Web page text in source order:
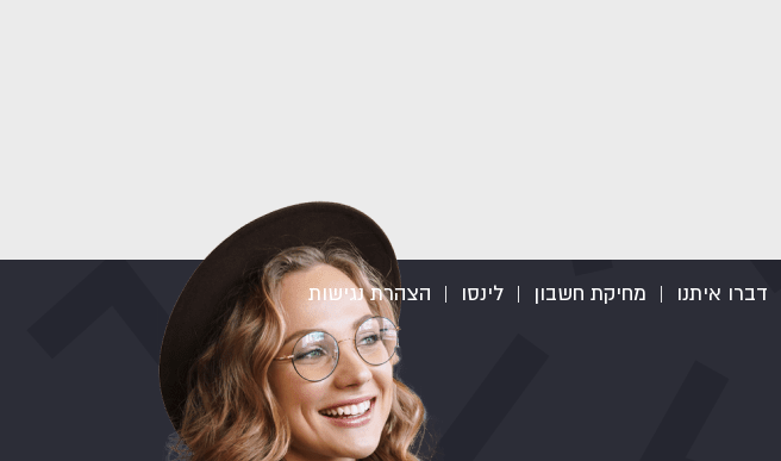
דברו איתנו | מחיקת חשבון | לינסו | הצהרת נגישות